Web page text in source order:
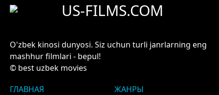
US-FILMS.COM
O'zbek kinosi dunyosi. Siz uchun turli janrlarning eng
mashhur filmlari - bepul!
© best uzbek movies
ГЛАВНАЯ
ЖАНРЫ